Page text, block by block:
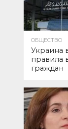
ОБЩЕСТВО
Украина
правила
граждан